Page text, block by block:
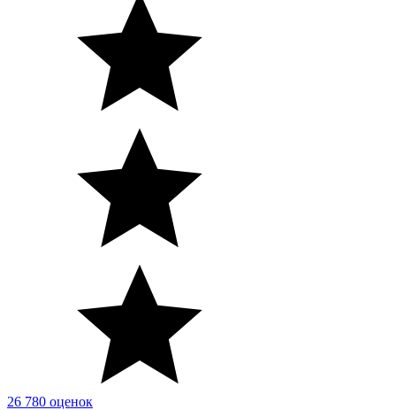
26 780 оценок